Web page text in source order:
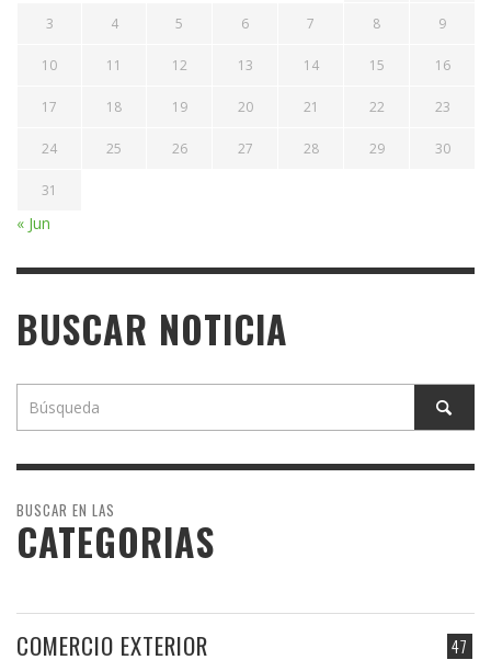
3 4 5 6 7 8 9
10 11 12 13 14 15 16
17 18 19 20 21 22 23
24 25 26 27 28 29 30
31
« Jun
BUSCAR NOTICIA
BUSCAR EN LAS
CATEGORIAS
47
COMERCIO EXTERIOR